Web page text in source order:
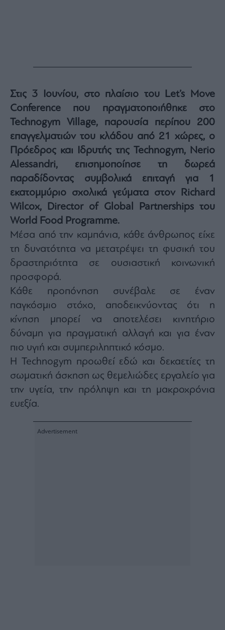
Στις 3 Ιουνίου, στο πλαίσιο του Let’s Move
Conference που πραγματοποιήθηκε στο
Technogym Village, παρουσία περίπου 200
επαγγελματιών του κλάδου από 21 χώρες, ο
Πρόεδρος και Ιδρυτής της Technogym, Nerio
Alessandri, επισημοποίησε τη δωρεά
παραδίδοντας συμβολικά επιταγή για 1
εκατομμύριο σχολικά γεύματα στον Richard
Wilcox, Director of Global Partnerships του
World Food Programme.
Μέσα από την καμπάνια, κάθε άνθρωπος είχε
τη δυνατότητα να μετατρέψει τη φυσική του
δραστηριότητα σε ουσιαστική κοινωνική
προσφορά.
Κάθε προπόνηση συνέβαλε σε έναν
παγκόσμιο στόχο, αποδεικνύοντας ότι η
κίνηση μπορεί να αποτελέσει κινητήριο
δύναμη για πραγματική αλλαγή και για έναν
πιο υγιή και συμπεριληπτικό κόσμο.
Η Technogym προωθεί εδώ και δεκαετίες τη
σωματική άσκηση ως θεμελιώδες εργαλείο για
την υγεία, την πρόληψη και τη μακροχρόνια
ευεξία.